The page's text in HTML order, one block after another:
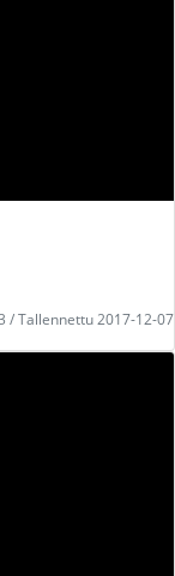
/ Tallennettu 2017-12-07